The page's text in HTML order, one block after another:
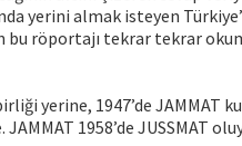
yerini almak isteyen
röportajı tekrar tekrar
yerine, 1947’de JAMMAT
1958’de JUSSMAT